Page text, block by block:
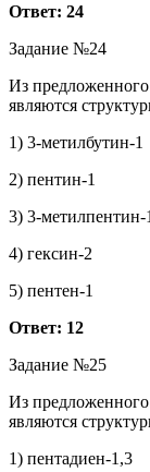
Ответ: 24
Задание №24
Из
являются
1) 3-метилбутин-1
2) пентин-1
3) 3-метилпентин-1
4) гексин-2
5) пентен-1
Ответ: 12
Задание №25
Из
являются
1) пентадиен-1,3